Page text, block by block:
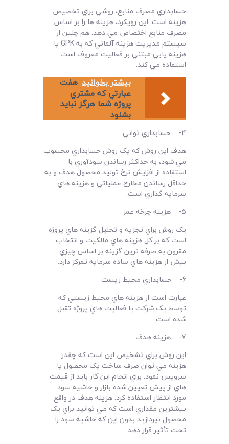
حسابداري مصرف منابع، روشي براي تخصيص
هزينه است. اين رويکرد، هزينه ها را بر اساس
مصرف منابع اختصاص مي دهد. هم چنين از
سيستم مديريت هزينه آلماني که به GPK يا
هزينه يابي مبتني بر فعاليت معروف است
استفاده مي کند.
بیشتر بخوانید هفت
عبارتي که مشتري
پروژه شما هرگز نبايد
بشنود
4- حسابداري تواني
هدف اين روش که يک روش حسابداري محسوب
مي شود، به حداکثر رساندن سودآوري با
استفاده از افزايش نرخ توليد محصول هدف و به
حداقل رساندن مخارج عملياتي و هزينه هاي
سرمايه گذاري است.
5- هزينه چرخه عمر
يک روش براي تجزيه و تحليل گزينه هاي پروژه
است که بر کل هزينه هاي مالکيت و انتخاب
مقرون به صرفه ترين گزينه بر اساس چيزي
بيش از هزينه هاي ساده سرمايه تمرکز دارد.
6- حسابداري محيط زيست
عبارت است از هزينه هاي محيط زيستي که
توسط يک شرکت يا فعاليت هاي پروژه تقبل
شده است.
7- هزينه هدف
اين روش براي تشخيص اين است که چقدر
هزينه مي توان صرف ساخت يک محصول يا
سرويس نمود. براي انجام اين کار بايد از قيمت
هاي از پيش تعيين شده بازار و حاشيه سود
مورد انتظار استفاده کرد. هزينه هدف در واقع
بيشترين مقداري است که مي توانيد براي يک
محصول بپردازيد بدون اين که حاشيه سود را
تحت تأثير قرار دهد.